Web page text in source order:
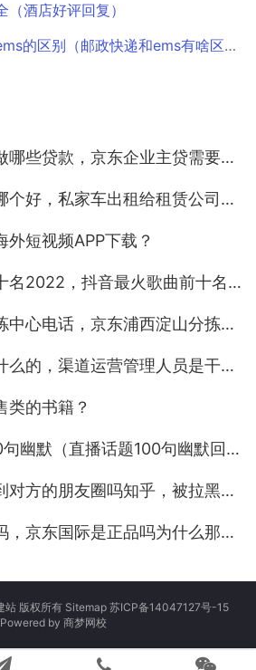
（酒店好评回复）
的区别（邮政快递和ems有啥区别）
，京东企业主贷需要什么条件才能申请？
私家车出租给租赁公司多少钱一个月？
短视频APP下载？
，抖音最火歌曲前十名2022年？
话，京东浦西淀山分拣中心电话多少？
的，渠道运营管理人员是干嘛的？
类的书籍？
幽默（直播话题100句幽默回答）
圈吗知乎，被拉黑了可以看到对方朋友圈吗？
东国际是正品吗为什么那么便宜？
版权所有 Sitemap 苏ICP备14047127号-15
Powered by 商梦网校